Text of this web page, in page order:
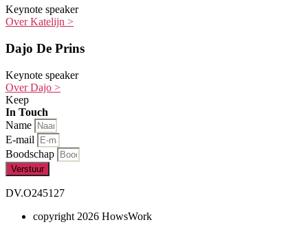
Keynote speaker
Over Katelijn >
Dajo De Prins
Keynote speaker
Over Dajo >
Keep
In Touch
Name
E-mail
Boodschap
Verstuur
DV.O245127
copyright 2026 HowsWork